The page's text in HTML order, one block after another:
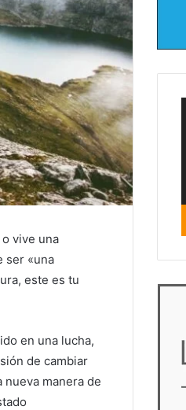
vive una
ser «una
este es tu
en una lucha,
de cambiar
manera de